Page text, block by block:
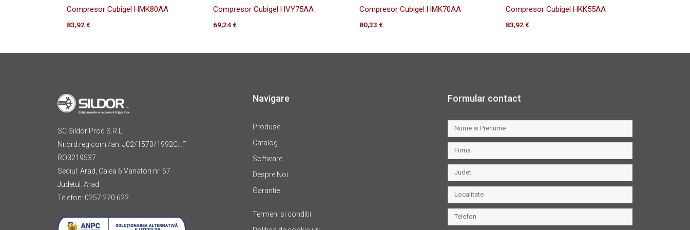
Compresor Cubigel HMK80AA
83,92€
Compresor Cubigel HVY75AA
69,24€
Compresor Cubigel HMK70AA
80,33 €
Compresor Cubigel HKK55AA
83,92€
SC Sildor Prod S.R.L.
Nr.ord.reg.com./an: J02/1570/1992C.I.F. :
RO3219537
Sediul: Arad, Calea 6 Vanatori nr. 57
Judetul: Arad
Telefon: 0257 270 622
Navigare
Produse
Catalog
Software
Despre Noi
Garantie
Termeni si conditii
Formular contact